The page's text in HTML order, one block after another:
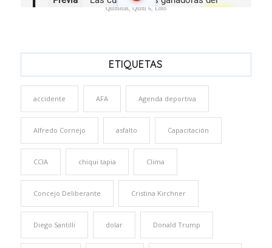
Quinielas, Quini 6, Loto
ETIQUETAS
accidente AFA Agenda deportiva
Alfredo Cornejo asfalto Capacitación
CCIA chiqui tapia Clima
Concejo Deliberante Cristina Kirchner
Diego Santilli dolar Donald Trump